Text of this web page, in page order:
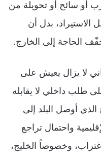
أو سائح أو تحويلة من
الاستيراد، بدل أن
الحاجة إلى الخارج.
لا يزال يعيش على
طلب داخلي لا يقابله
أوصل البلد إلى
واحتمال تراجع
وخصوصاً الخليج،